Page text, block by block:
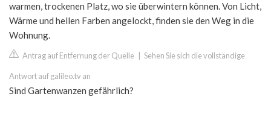
warmen, trockenen Platz, wo sie überwintern können. Von Licht,
Wärme und hellen Farben angelockt, finden sie den Weg in die
Wohnung.
Antrag auf Entfernung der Quelle Sehen Sie sich die vollständige
Antwort auf galileo.tv an
Sind Gartenwanzen gefährlich?